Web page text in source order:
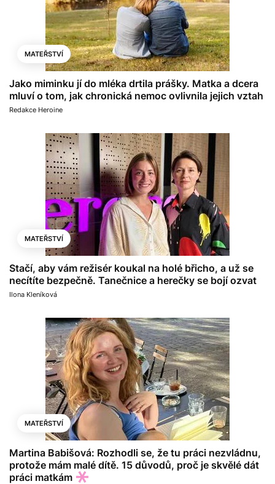
MATEŘSTVÍ
Jako miminku jí do mléka drtila prášky. Matka a dcera
mluví o tom, jak chronická nemoc ovlivnila jejich vztah
Redakce Heroine
MATEŘSTVÍ
Stačí, aby vám režisér koukal na holé břicho, a už se
necítíte bezpečně. Tanečnice a herečky se bojí ozvat
Ilona Kleníková
MATEŘSTVÍ
Martina Babišová: Rozhodli se, že tu práci nezvládnu,
protože mám malé dítě. 15 důvodů, proč je skvělé dát
práci matkám